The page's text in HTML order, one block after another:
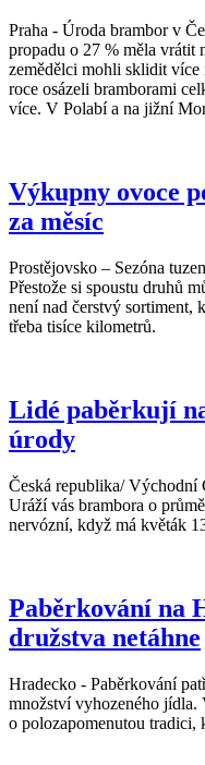
Praha - Úroda brambor v
propadu o 27 % měla vrátit
zemědělci mohli sklidit více
roce osázeli bramborami
více. V Polabí a na jižní
Výkupny ovoce
za měsíc
Prostějovsko – Sezóna
Přestože si spoustu druhů
není nad čerstvý sortiment,
třeba tisíce kilometrů.
Lidé paběrkují
úrody
Česká republika/ Východní
Uráží vás brambora o
nervózní, když má květák
Paběrkování na
družstva netáhne
Hradecko - Paběrkování
množství vyhozeného jídla.
o polozapomenutou tradici,